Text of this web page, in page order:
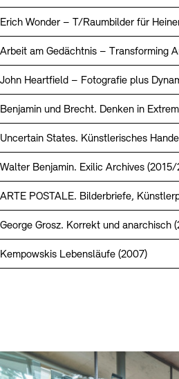
Erich Wonder – T/Raumbilder für
Arbeit am Gedächtnis – Transforming
John Heartfield – Fotografie plus
Benjamin und Brecht. Denken in
Uncertain States. Künstlerisches
Walter Benjamin. Exilic Archives (2015/
ARTE POSTALE. Bilderbriefe,
George Grosz. Korrekt und anarchisch
Kempowskis Lebensläufe (2007)